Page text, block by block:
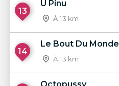
13
U Pinu
À 13 km
14
Le Bout Du Monde
À 13 km